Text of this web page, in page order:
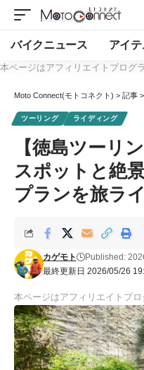
バイクニュース アイテ
本ページはアフィリエイトプログ
Moto Connect(モトコネクト) > 記事 >
ツーリング ライディング
【徳島ツーリ
スポットと絶
プランを旅ラ
最終更新日 2026/05/26
カゲモト Published:
本ページはアフィリエイトプロ